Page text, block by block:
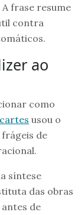
frase resume
contra
ao
como
usou o
de
síntese
das obras
de